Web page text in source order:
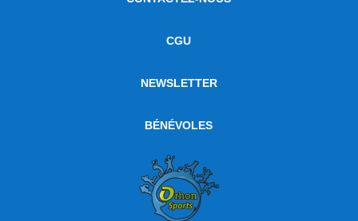
CGU
NEWSLETTER
BÉNÉVOLES